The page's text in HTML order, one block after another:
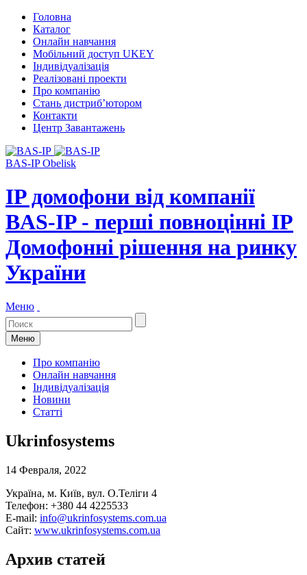
Головна
Каталог
Онлайн навчання
Мобільний доступ UKEY
Індивідуалізація
Реалізовані проекти
Про компанію
Стань дистриб’ютором
Контакти
Центр Завантажень
BAS-IP Obelisk
IP домофони від компанії
BAS-IP - перші повноцінні IP
Домофонні рішення на ринку
України
Меню
Меню
Про компанію
Онлайн навчання
Індивідуалізація
Новини
Статті
Ukrinfosystems
14 Февраля, 2022
Україна, м. Київ, вул. О.Теліги 4
Телефон: +380 44 4225533
E-mail: info@ukrinfosystems.com.ua
Сайт: www.ukrinfosystems.com.ua
Архив статей